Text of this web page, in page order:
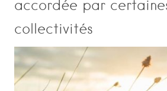
accordée par
collectivités